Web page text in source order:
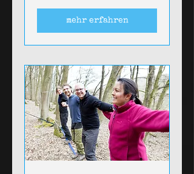
mehr erfahren